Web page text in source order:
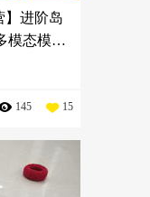
】进阶岛
模态模型
145 15